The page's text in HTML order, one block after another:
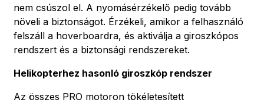
nem csúszol el. A nyomásérzékelő pedig tovább
növeli a biztonságot. Érzékeli, amikor a felhasználó
felszáll a hoverboardra, és aktiválja a giroszkópos
rendszert és a biztonsági rendszereket.
Helikopterhez hasonló giroszkóp rendszer
Az összes PRO motoron tökéletesített